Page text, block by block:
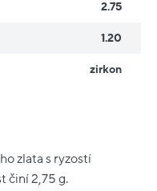
zlata s ryzostí
činí 2,75 g.
2.75
1.20
zirkon